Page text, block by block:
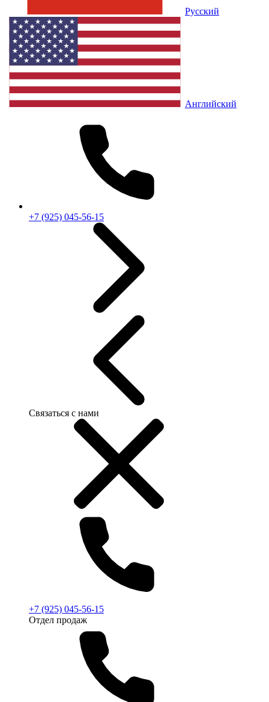
Русский
Английский
+7 (925) 045-56-15
Связаться с нами
+7 (925) 045-56-15
Отдел продаж